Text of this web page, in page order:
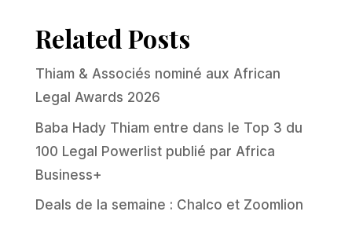
Related Posts
Thiam & Associés nominé aux African
Legal Awards 2026
Baba Hady Thiam entre dans le Top 3 du
100 Legal Powerlist publié par Africa
Business+
Deals de la semaine : Chalco et Zoomlion